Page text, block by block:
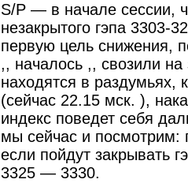
S/P — в начале сессии,
незакрытого гэпа 3303-
первую цель снижения,
,, началось ,, свозили на
находятся в
(сейчас 22.15 мск. ),
индекс поведет себя
мы сейчас и посмотрим:
если пойдут закрывать
3325 — 3330.